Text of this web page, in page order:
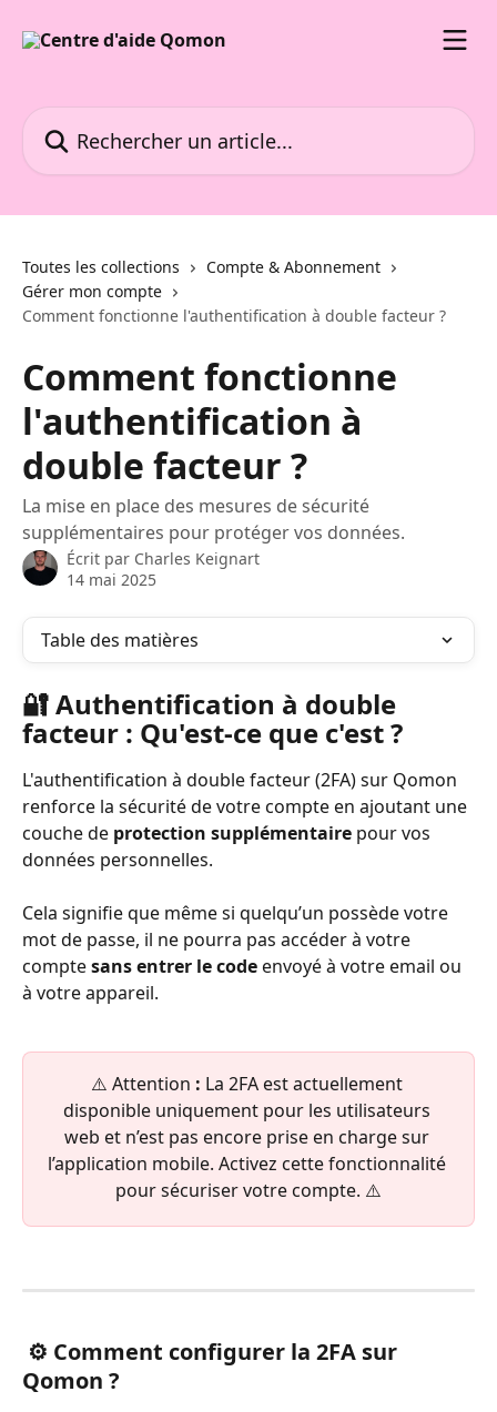
Toutes les collections
Compte & Abonnement
Gérer mon compte
Comment fonctionne l'authentification à double facteur ?
Comment fonctionne
l'authentification à
double facteur ?
La mise en place des mesures de sécurité
supplémentaires pour protéger vos données.
Écrit par Charles Keignart
14 mai 2025
Table des matières
🔐 Authentification à double
facteur : Qu'est-ce que c'est ?
L'authentification à double facteur (2FA) sur Qomon
renforce la sécurité de votre compte en ajoutant une
couche de protection supplémentaire pour vos
données personnelles.
Cela signifie que même si quelqu’un possède votre
mot de passe, il ne pourra pas accéder à votre
compte sans entrer le code envoyé à votre email ou
à votre appareil.
⚠️ Attention : La 2FA est actuellement
disponible uniquement pour les utilisateurs
web et n’est pas encore prise en charge sur
l’application mobile. Activez cette fonctionnalité
pour sécuriser votre compte. ⚠️
Qomon ?